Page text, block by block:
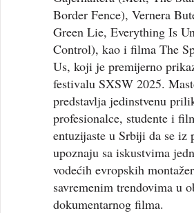
Border Fence), Vernera
Green Lie, Everything Is
Control), kao i filma The
Us, koji je premijerno
festivalu SXSW 2025.
predstavlja jedinstvenu
profesionalce, studente i
entuzijaste u Srbiji da se iz
upoznaju sa iskustvima
vodećih evropskih
savremenim trendovima u
dokumentarnog filma.